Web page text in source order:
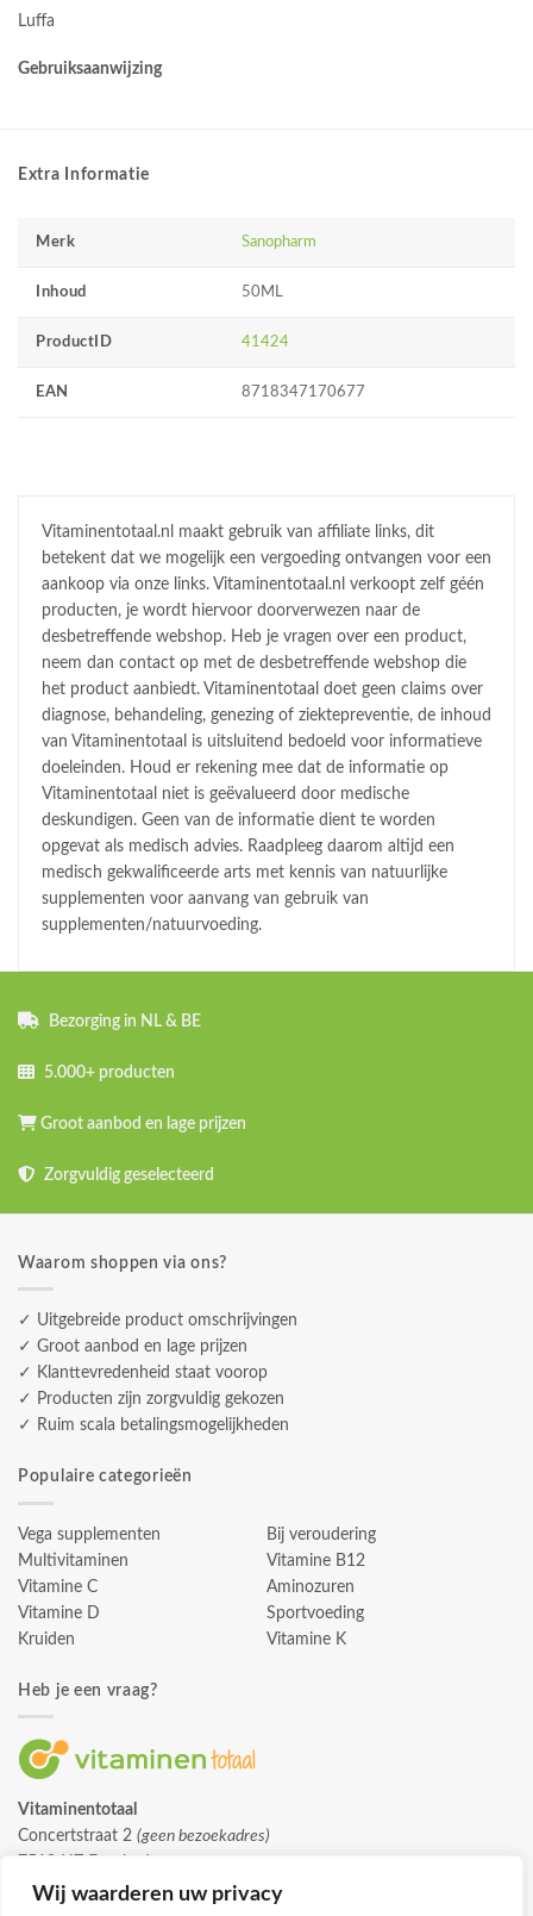
Wij waarderen uw privacy
Luffa
Gebruiksaanwijzing
Extra Informatie
Merk Sanopharm
Inhoud 50ML
ProductID 41424
EAN 8718347170677
Vitaminentotaal.nl maakt gebruik van affiliate links, dit
betekent dat we mogelijk een vergoeding ontvangen voor een
aankoop via onze links. Vitaminentotaal.nl verkoopt zelf géén
producten, je wordt hiervoor doorverwezen naar de
desbetreffende webshop. Heb je vragen over een product,
neem dan contact op met de desbetreffende webshop die
het product aanbiedt. Vitaminentotaal doet geen claims over
diagnose, behandeling, genezing of ziektepreventie, de inhoud
van Vitaminentotaal is uitsluitend bedoeld voor informatieve
doeleinden. Houd er rekening mee dat de informatie op
Vitaminentotaal niet is geëvalueerd door medische
deskundigen. Geen van de informatie dient te worden
opgevat als medisch advies. Raadpleeg daarom altijd een
medisch gekwalificeerde arts met kennis van natuurlijke
supplementen voor aanvang van gebruik van
supplementen/natuurvoeding.
Bezorging in NL & BE
5.000+ producten
Groot aanbod en lage prijzen
Zorgvuldig geselecteerd
Waarom shoppen via ons?
✓ Uitgebreide product omschrijvingen
✓ Groot aanbod en lage prijzen
✓ Klanttevredenheid staat voorop
✓ Producten zijn zorgvuldig gekozen
✓ Ruim scala betalingsmogelijkheden
Populaire categorieën
Vega supplementen
Multivitaminen
Vitamine C
Vitamine D
Kruiden
Bij veroudering
Vitamine B12
Aminozuren
Sportvoeding
Vitamine K
Heb je een vraag?
Vitaminentotaal
Concertstraat 2 (geen bezoekadres)
info@vitaminentotaal.nl